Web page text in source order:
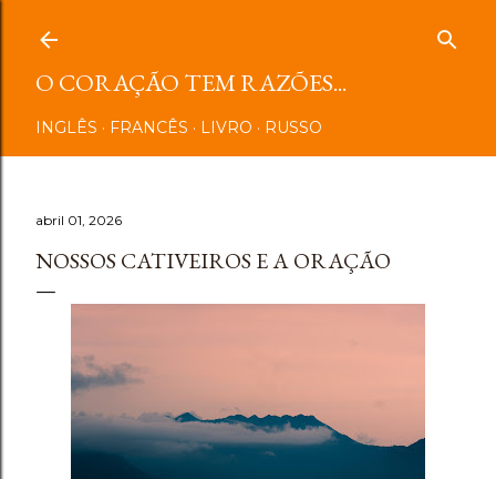
O CORAÇÃO TEM RAZÕES...
INGLÊS FRANCÊS LIVRO RUSSO
abril 01, 2026
NOSSOS CATIVEIROS E A ORAÇÃO